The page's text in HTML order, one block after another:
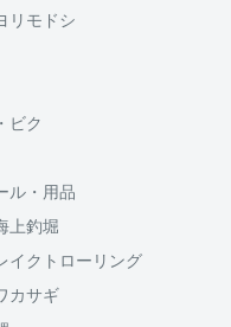
しております、
払い回数、ボーナス併
でご了承ください
円が加算されます
リモドシ
ビク
ル・用品
上釣堀
イクトローリング
カサギ